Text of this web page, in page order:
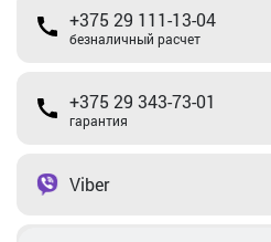
+375 29 111-13-04
безналичный расчет
+375 29 343-73-01
гарантия
Viber